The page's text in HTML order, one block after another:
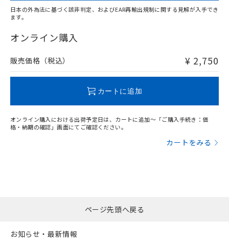
在庫等で未対応品が混在する可能性があります。
問い合わせください。
日本の外為法に基づく該非判定、およびEAR再輸出規制に関する見解が入手でき
ます。
オンライン購入
販売価格（税込） ¥ 2,750
カートに追加
オンライン購入における出荷予定日は、カートに追加～「ご購入手続き：価
格・納期の確認」画面にてご確認ください。
カートをみる
ページ先頭へ戻る
お知らせ・最新情報